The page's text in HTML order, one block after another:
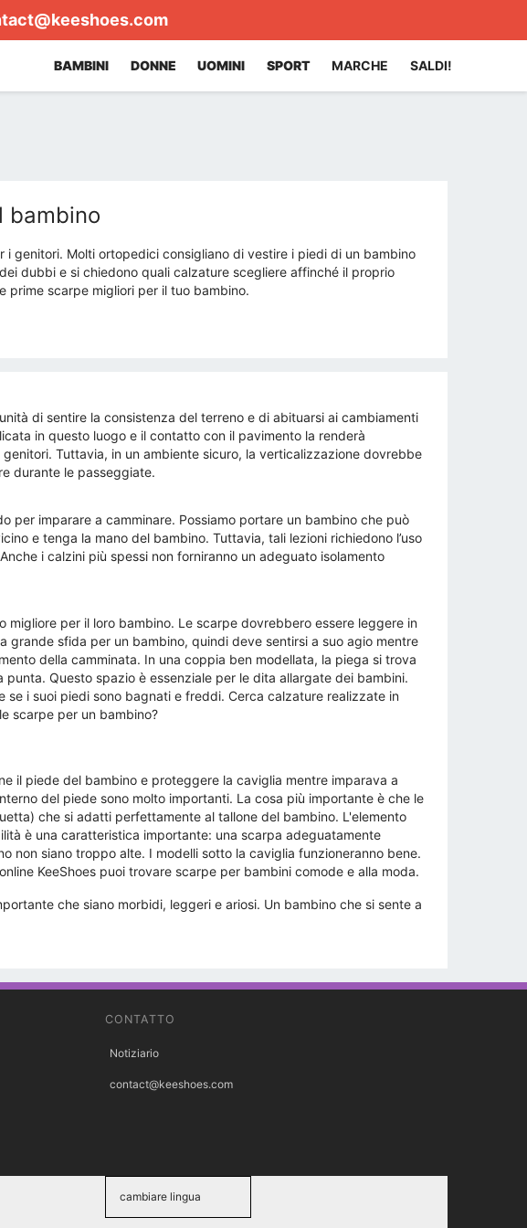
BAMBINI DONNE UOMINI SPORT MARCHE SALDI!
bambino
genitori. Molti ortopedici consigliano di vestire i piedi di un bambino
dubbi e si chiedono quali calzature scegliere affinché il proprio
prime scarpe migliori per il tuo bambino.
di sentire la consistenza del terreno e di abituarsi ai cambiamenti
in questo luogo e il contatto con il pavimento la renderà
Tuttavia, in un ambiente sicuro, la verticalizzazione dovrebbe
durante le passeggiate.
per imparare a camminare. Possiamo portare un bambino che può
e tenga la mano del bambino. Tuttavia, tali lezioni richiedono l’uso
i calzini più spessi non forniranno un adeguato isolamento
per il loro bambino. Le scarpe dovrebbero essere leggere in
grande sfida per un bambino, quindi deve sentirsi a suo agio mentre
della camminata. In una coppia ben modellata, la piega si trova
Questo spazio è essenziale per le dita allargate dei bambini.
i suoi piedi sono bagnati e freddi. Cerca calzature realizzate in
scarpe per un bambino?
il piede del bambino e proteggere la caviglia mentre imparava a
del piede sono molto importanti. La cosa più importante è che le
che si adatti perfettamente al tallone del bambino. L'elemento
è una caratteristica importante: una scarpa adeguatamente
non siano troppo alte. I modelli sotto la caviglia funzioneranno bene.
KeeShoes puoi trovare scarpe per bambini comode e alla moda.
che siano morbidi, leggeri e ariosi. Un bambino che si sente a
CONTATTO
Notiziario
contact@keeshoes.com
cambiare lingua